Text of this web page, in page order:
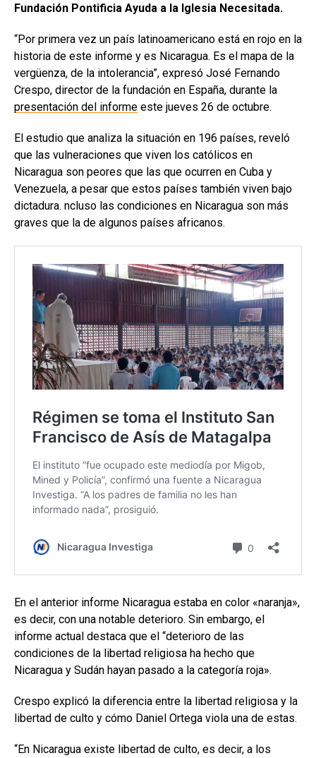
Fundación Pontificia Ayuda a la Iglesia Necesitada.
“Por primera vez un país latinoamericano está en rojo en la
historia de este informe y es Nicaragua. Es el mapa de la
vergüenza, de la intolerancia”, expresó José Fernando
Crespo, director de la fundación en España, durante la
presentación del informe este jueves 26 de octubre.
El estudio que analiza la situación en 196 países, reveló
que las vulneraciones que viven los católicos en
Nicaragua son peores que las que ocurren en Cuba y
Venezuela, a pesar que estos países también viven bajo
dictadura. ncluso las condiciones en Nicaragua son más
graves que la de algunos países africanos.
En el anterior informe Nicaragua estaba en color «naranja»,
es decir, con una notable deterioro. Sin embargo, el
informe actual destaca que el “deterioro de las
condiciones de la libertad religiosa ha hecho que
Nicaragua y Sudán hayan pasado a la categoría roja».
Crespo explicó la diferencia entre la libertad religiosa y la
libertad de culto y cómo Daniel Ortega viola una de estas.
“En Nicaragua existe libertad de culto, es decir, a los